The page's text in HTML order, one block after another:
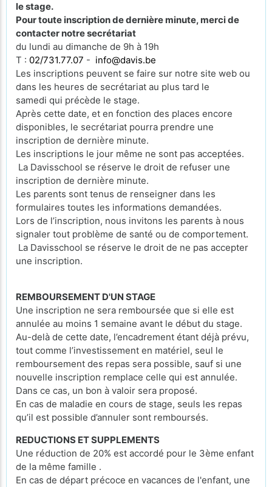
le stage.
Pour toute inscription de dernière minute, merci de
contacter notre secrétariat
du lundi au dimanche de 9h à 19h
T : 02/731.77.07 - info@davis.be
Les inscriptions peuvent se faire sur notre site web ou
dans les heures de secrétariat au plus tard le
samedi qui précède le stage.
Après cette date, et en fonction des places encore
disponibles, le secrétariat pourra prendre une
inscription de dernière minute.
Les inscriptions le jour même ne sont pas acceptées.
La Davisschool se réserve le droit de refuser une
inscription de dernière minute.
Les parents sont tenus de renseigner dans les
formulaires toutes les informations demandées.
Lors de l’inscription, nous invitons les parents à nous
signaler tout problème de santé ou de comportement.
La Davisschool se réserve le droit de ne pas accepter
une inscription.
REMBOURSEMENT D'UN STAGE
Une inscription ne sera remboursée que si elle est
annulée au moins 1 semaine avant le début du stage.
Au-delà de cette date, l’encadrement étant déjà prévu,
tout comme l’investissement en matériel, seul le
remboursement des repas sera possible, sauf si une
nouvelle inscription remplace celle qui est annulée.
Dans ce cas, un bon à valoir sera proposé.
En cas de maladie en cours de stage, seuls les repas
qu’il est possible d’annuler sont remboursés.
REDUCTIONS ET SUPPLEMENTS
Une réduction de 20% est accordé pour le 3ème enfant
de la même famille .
En cas de départ précoce en vacances de l'enfant, une